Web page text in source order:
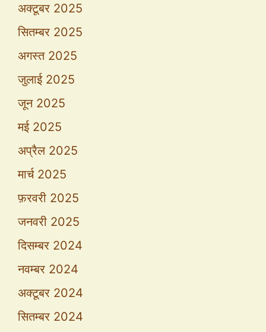
अक्टूबर 2025
सितम्बर 2025
अगस्त 2025
जुलाई 2025
जून 2025
मई 2025
अप्रैल 2025
मार्च 2025
फ़रवरी 2025
जनवरी 2025
दिसम्बर 2024
नवम्बर 2024
अक्टूबर 2024
सितम्बर 2024